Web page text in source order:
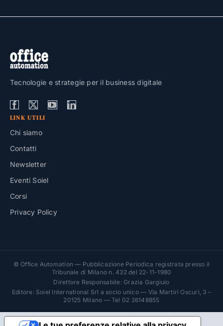
Tecnologie e strategie per il business digitale
LINK UTILI
Chi siamo
Contatti
Newsletter
Eventi Soiel
Corsi
Privacy Policy
© Office Automation — Pubblicazione Periodica registrata presso il
Tribunale di Milano n. 432 del 22-11-1980
Direttore Responsabile: Grazia Gargiulo
Editore: Soiel International Srl a socio unico — Via Martiri Oscuri, 3 –
20125 Milano — Tel 02 26148855